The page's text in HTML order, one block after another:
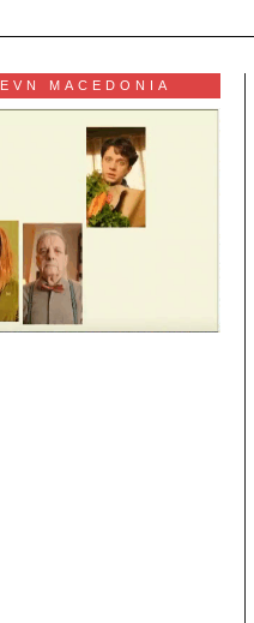
EVN MACEDONIA